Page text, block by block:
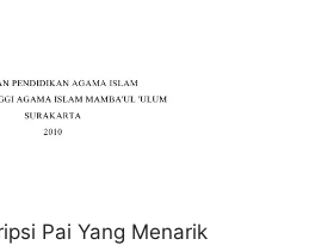
Pai Yang Menarik